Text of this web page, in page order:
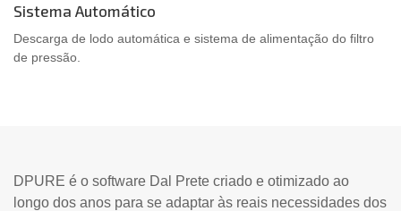
Sistema Automático
Descarga de lodo automática e sistema de alimentação do filtro
de pressão.
DPURE é o software Dal Prete criado e otimizado ao
longo dos anos para se adaptar às reais necessidades dos